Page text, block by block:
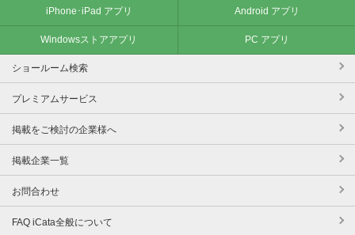
iPhone･iPad アプリ Android アプリ
Windowsストアアプリ PC アプリ
ショールーム検索
プレミアムサービス
掲載をご検討の企業様へ
掲載企業一覧
お問合わせ
FAQ iCata全般について